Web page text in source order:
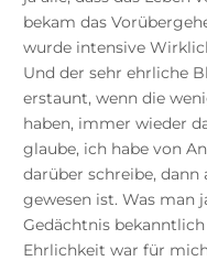
bekam das
wurde intensive
Und der sehr ehrliche
erstaunt, wenn die
haben, immer wieder
glaube, ich habe von
darüber schreibe, dann
gewesen ist. Was man
Gedächtnis
Ehrlichkeit war für